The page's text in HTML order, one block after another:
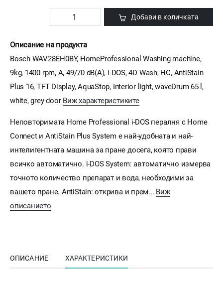
Добави в количката
Описание на продукта
Bosch WAV28EH0BY, HomeProfessional Washing machine,
9kg, 1400 rpm, A, 49/70 dB(A), i-DOS, 4D Wash, HC, AntiStain
Plus 16, TFT Display, AquaStop, Interior light, waveDrum 65 l,
white, grey door Виж характеристиките
Неповторимата Home Professional i-DOS пералня с Home
Connect и AntiStain Plus System е най-удобната и най-
интелигентната машина за пране досега, която прави
всичко автоматично. i-DOS System: автоматично измерва
точното количество препарат и вода, необходими за
вашето пране. AntiStain: открива и прем... Виж
описанието
ОПИСАНИЕ ХАРАКТЕРИСТИКИ